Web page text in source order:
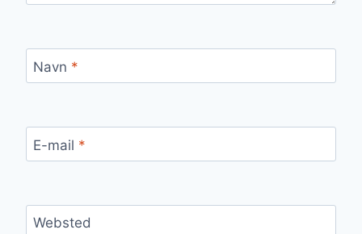
Navn *
E-mail *
Websted